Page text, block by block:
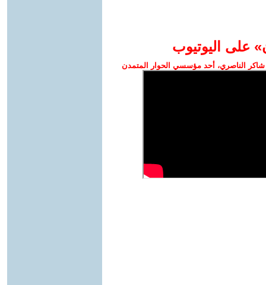
على اليوتيوب
الناصري، أحد مؤسسي الحوار المتمدن